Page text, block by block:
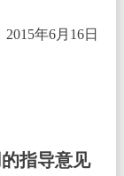
2015年6月16日
指导意见